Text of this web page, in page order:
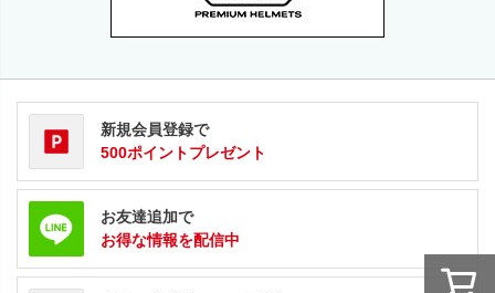
新規会員登録で
500ポイントプレゼント
お友達追加で
お得な情報を配信中